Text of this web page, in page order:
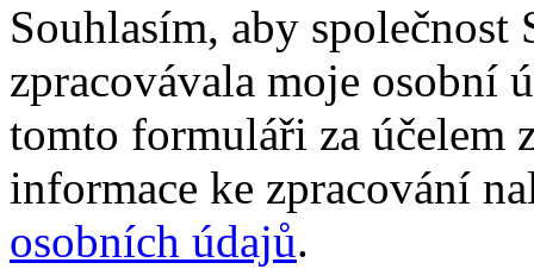
Souhlasím, aby společnost
zpracovávala moje osobní
tomto formuláři za účelem
informace ke zpracování
osobních údajů.